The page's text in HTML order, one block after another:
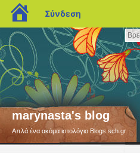
το
»
marynasta's blog
Απλά ένα ακόμα ιστολόγιο Blogs.sch.gr
blogs.sch.gr
Σύνδεση